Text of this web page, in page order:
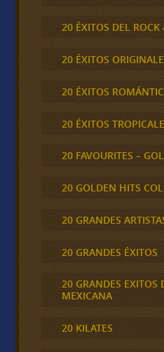
20 ÉXITOS DEL ROCK
20 ÉXITOS
20 ÉXITOS
20 ÉXITOS
20 FAVOURITES –
20 GOLDEN HITS
20 GRANDES
20 GRANDES ÉXITOS
20 GRANDES EXITOS
MEXICANA
20 KILATES